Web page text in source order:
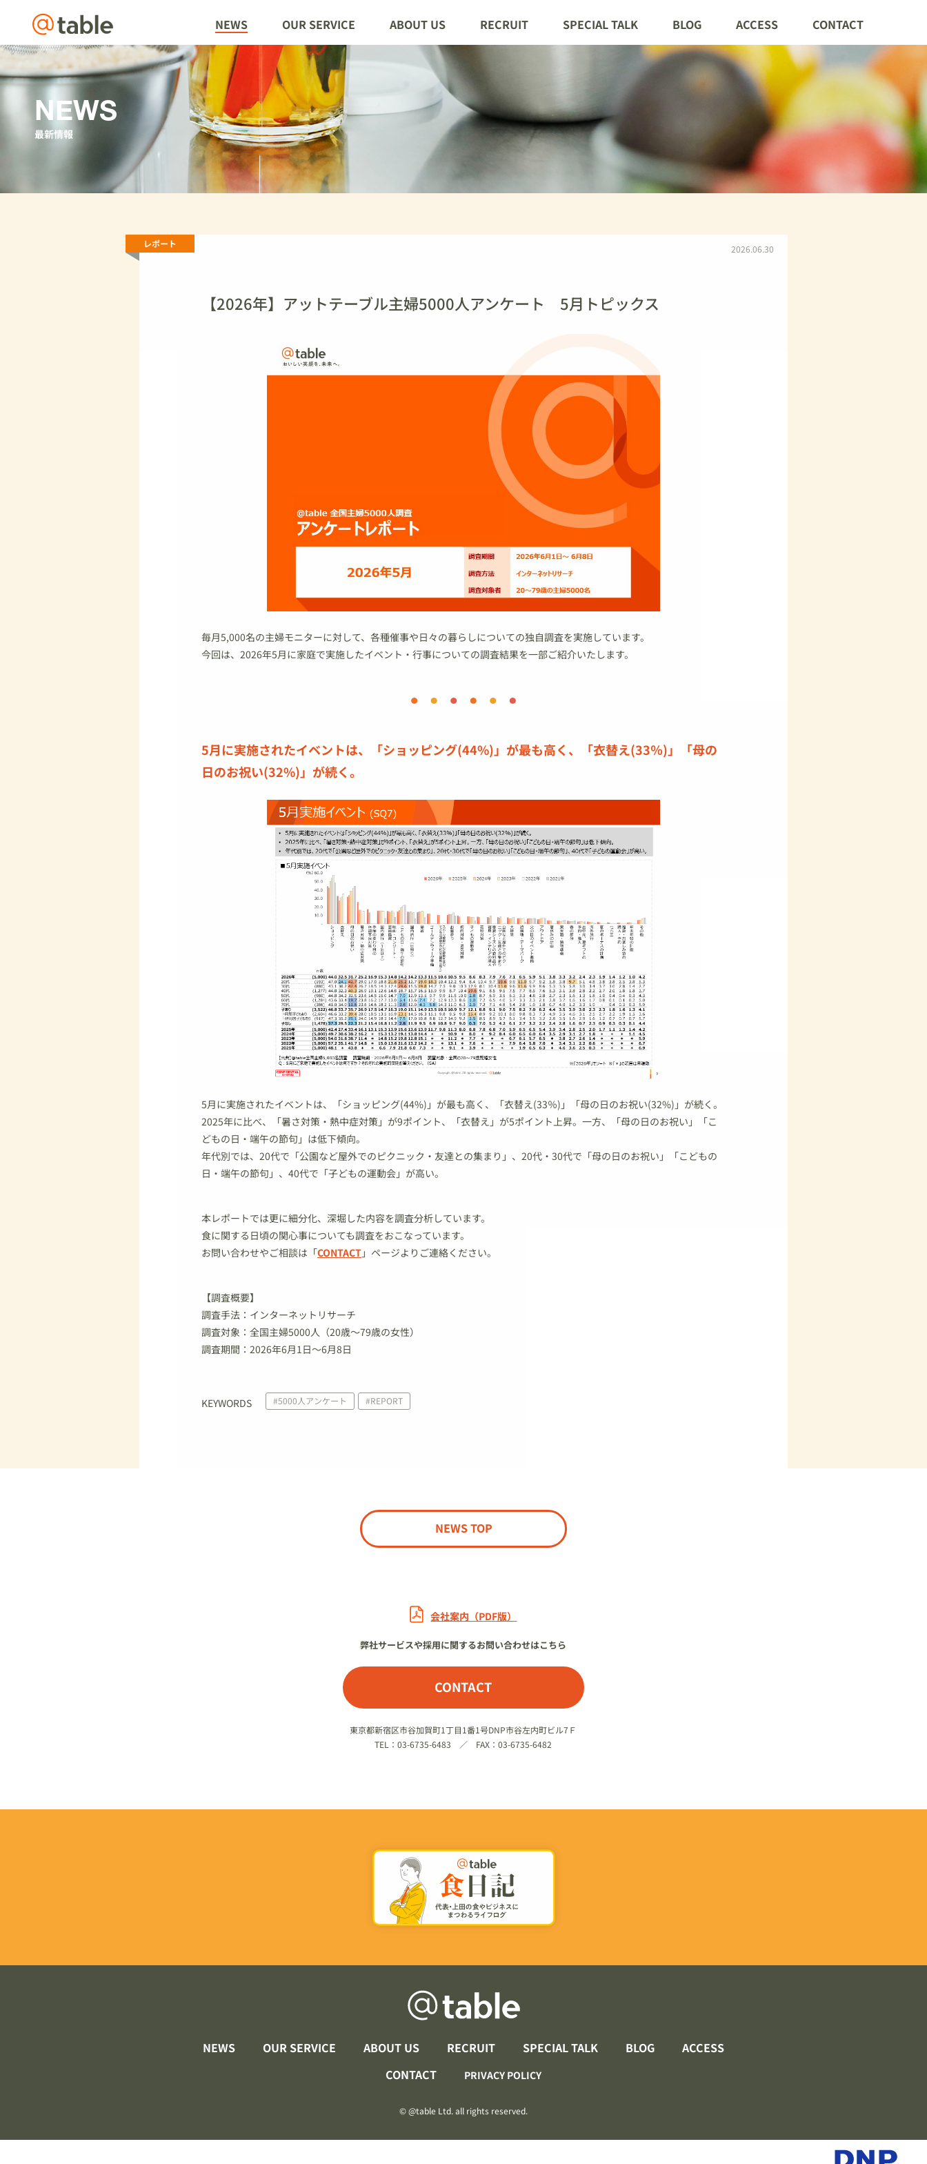
NEWS OUR SERVICE ABOUT US RECRUIT SPECIAL TALK BLOG ACCESS CONTACT
NEWS
最新情報
レポート 2026.06.30
【2026年】アットテーブル主婦5000人アンケート 5月トピックス
毎月5,000名の主婦モニターに対して、各種催事や日々の暮らしについての独自調査を実施しています。
今回は、2026年5月に家庭で実施したイベント・行事についての調査結果を一部ご紹介いたします。
5月に実施されたイベントは、「ショッピング(44%)」が最も高く、「衣替え(33％)」「母の
日のお祝い(32%)」が続く。
5月に実施されたイベントは、「ショッピング(44%)」が最も高く、「衣替え(33％)」「母の日のお祝い(32%)」が続く。
2025年に比べ、「暑さ対策・熱中症対策」が9ポイント、「衣替え」が5ポイント上昇。一方、「母の日のお祝い」「こ
どもの日・端午の節句」は低下傾向。
年代別では、20代で「公園など屋外でのピクニック・友達との集まり」、20代・30代で「母の日のお祝い」「こどもの
日・端午の節句」、40代で「子どもの運動会」が高い。
本レポートでは更に細分化、深堀した内容を調査分析しています。
食に関する日頃の関心事についても調査をおこなっています。
お問い合わせやご相談は「CONTACT」ページよりご連絡ください。
【調査概要】
調査手法：インターネットリサーチ
調査対象：全国主婦5000人（20歳～79歳の女性）
調査期間：2026年6月1日～6月8日
KEYWORDS #5000人アンケート #REPORT
NEWS TOP
会社案内（PDF版）
弊社サービスや採用に関するお問い合わせはこちら
CONTACT
東京都新宿区市谷加賀町1丁目1番1号DNP市谷左内町ビル7Ｆ
TEL：03-6735-6483 ／ FAX：03-6735-6482
NEWS OUR SERVICE ABOUT US RECRUIT SPECIAL TALK BLOG
ACCESS
CONTACT
PRIVACY POLICY
©️ @table Ltd. all rights reserved.